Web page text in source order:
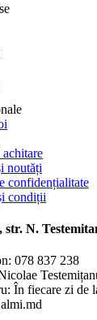
noutăți
confidențialitate
condiții
N.
078 837 238
În fiecare zi de